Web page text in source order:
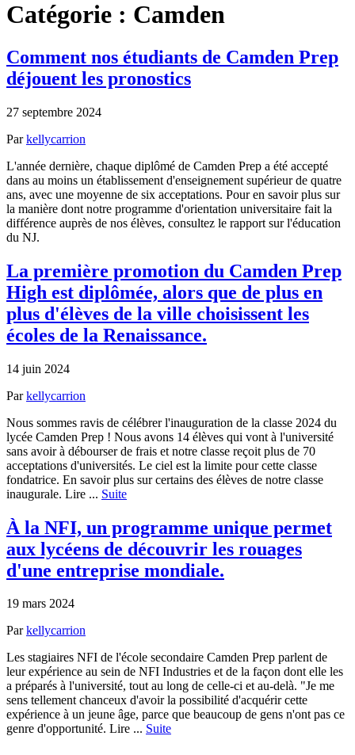
Catégorie : Camden
Comment nos étudiants de Camden Prep
déjouent les pronostics
27 septembre 2024
Parkellycarrion
L'année dernière, chaque diplômé de Camden Prep a été accepté
dans au moins un établissement d'enseignement supérieur de quatre
ans, avec une moyenne de six acceptations. Pour en savoir plus sur
la manière dont notre programme d'orientation universitaire fait la
différence auprès de nos élèves, consultez le rapport sur l'éducation
du NJ.
La première promotion du Camden Prep
High est diplômée, alors que de plus en
plus d'élèves de la ville choisissent les
écoles de la Renaissance.
14 juin 2024
Parkellycarrion
Nous sommes ravis de célébrer l'inauguration de la classe 2024 du
lycée Camden Prep ! Nous avons 14 élèves qui vont à l'université
sans avoir à débourser de frais et notre classe reçoit plus de 70
acceptations d'universités. Le ciel est la limite pour cette classe
fondatrice. En savoir plus sur certains des élèves de notre classe
inaugurale. Lire ... Suite
À la NFI, un programme unique permet
aux lycéens de découvrir les rouages
d'une entreprise mondiale.
19 mars 2024
Parkellycarrion
Les stagiaires NFI de l'école secondaire Camden Prep parlent de
leur expérience au sein de NFI Industries et de la façon dont elle les
a préparés à l'université, tout au long de celle-ci et au-delà. "Je me
sens tellement chanceux d'avoir la possibilité d'acquérir cette
expérience à un jeune âge, parce que beaucoup de gens n'ont pas ce
genre d'opportunité. Lire ... Suite